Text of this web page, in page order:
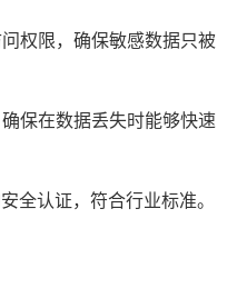
权限，确保敏感数据只被
保在数据丢失时能够快速
全认证，符合行业标准。